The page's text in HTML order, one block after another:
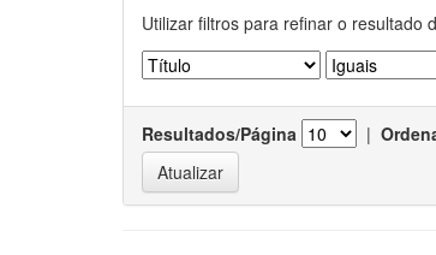
Utilizar filtros para refinar o resultado
Resultados/Página |